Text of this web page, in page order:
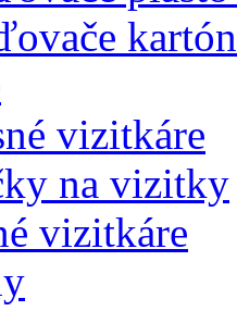
vizitkáre
na vizitky
vizitkáre